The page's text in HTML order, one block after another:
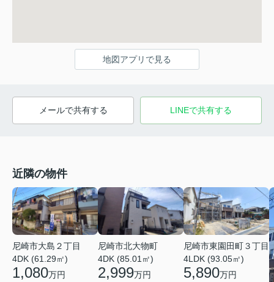
地図アプリで見る
メールで共有する LINEで共有する
近隣の物件
尼崎市大島２丁目
4DK (61.29㎡)
1,080万円
尼崎市北大物町
4DK (85.01㎡)
2,999万円
尼崎市東園田町３丁目
4LDK (93.05㎡)
5,890万円